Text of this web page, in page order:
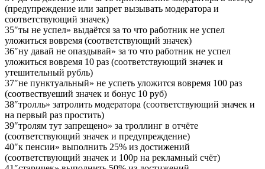
(предупреждение или запрет вызывать модератора и
соответствующий значек)
35″ты не успел» выдаётся за то что работник не успел
уложиться вовремя (соответствующий значек)
36″ну давай не опаздывай» за то что работник не успел
уложиться вовремя 10 раз (соответствующий значек и
утешительный рубль)
37″не пунктуальный» не успеть уложится вовремя 100 раз
(соотвествуеший значек и бонус 10 руб)
38″тролль» затролить модератора (соответствующий значек и
на первый раз простить)
39″тролям тут запрещено» за троллинг в отчёте
(соответствующий значек и предупреждение)
40″к пенсии» выполнить 25% из достижений
(соответствующий значек и 100р на рекламный счёт)